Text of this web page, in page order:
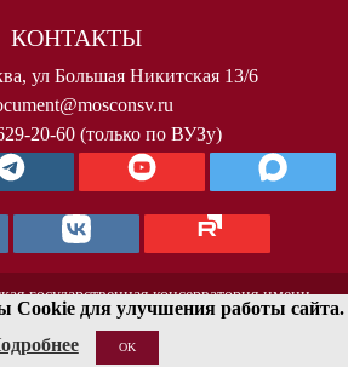
КОНТАКТЫ
ул Большая Никитская 13/6
20-60 (только по ВУЗу)
государственная консерватория имени
Все права защищены.
Cookie для улучшения работы сайта.
OK
>